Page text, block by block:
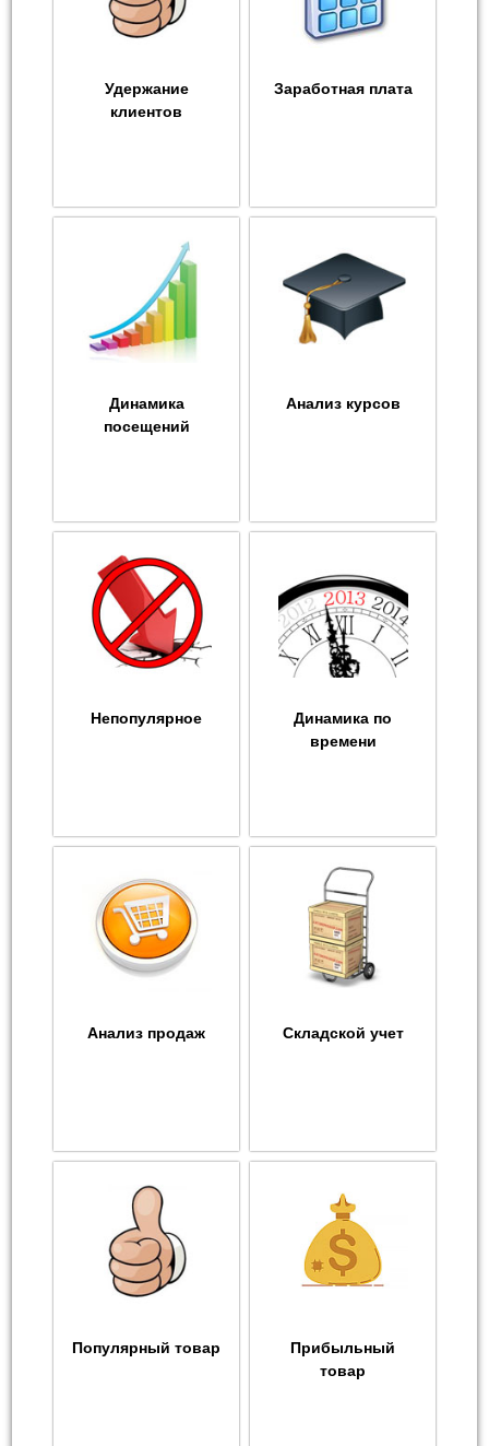
Удержание
клиентов
Заработная плата
Динамика
посещений
Анализ курсов
Непопулярное
Динамика по
времени
Анализ продаж Складской учет
Популярный товар
Прибыльный
товар